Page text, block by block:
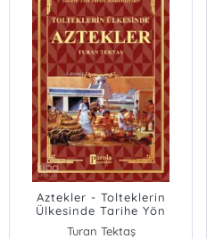
Aztekler - Tolteklerin
Ülkesinde Tarihe Yön
Veren Medeniyetler
Turan Tektaş